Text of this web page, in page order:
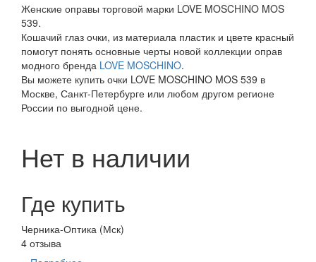
Женские оправы торговой марки LOVE MOSCHINO MOS
539.
Кошачий глаз очки, из материала пластик и цвете красный
помогут понять основные черты новой коллекции оправ
модного бренда LOVE MOSCHINO.
Вы можете купить очки LOVE MOSCHINO MOS 539 в
Москве, Санкт-Петербурге или любом другом регионе
России по выгодной цене.
Нет в наличии
Где купить
Черника-Оптика (Мск)
4 отзыва